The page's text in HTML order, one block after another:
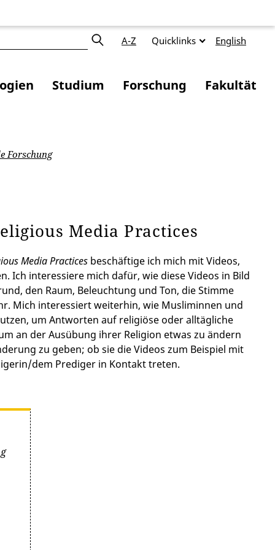
A-Z Quicklinks English
Studium Forschung Fakultät
Forschung
Media Practices
Media Practices beschäftige ich mich mit Videos,
Ich interessiere mich dafür, wie diese Videos in Bild
den Raum, Beleuchtung und Ton, die Stimme
Mich interessiert weiterhin, wie Musliminnen und
um Antworten auf religiöse oder alltägliche
an der Ausübung ihrer Religion etwas zu ändern
zu geben; ob sie die Videos zum Beispiel mit
dem Prediger in Kontakt treten.